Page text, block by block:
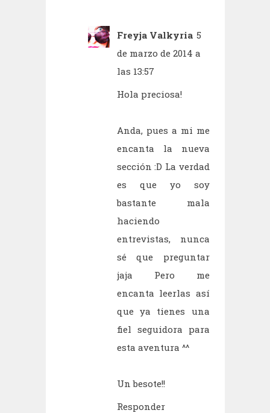
Freyja Valkyria 5
de marzo de 2014 a
las 13:57
Hola preciosa!
Anda, pues a mi me
encanta la nueva
sección :D La verdad
es que yo soy
bastante mala
haciendo
entrevistas, nunca
sé que preguntar
jaja Pero me
encanta leerlas así
que ya tienes una
fiel seguidora para
esta aventura ^^
Un besote!!
Responder